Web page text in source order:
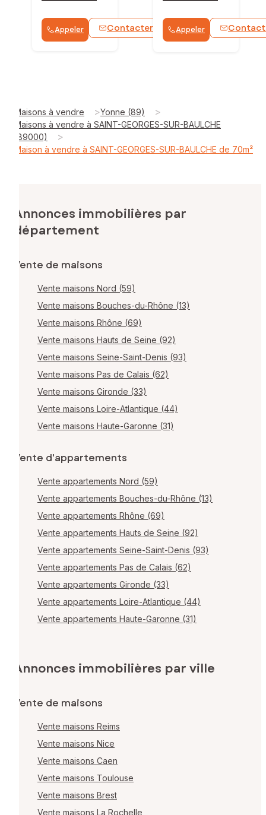
Appeler Contacter Appeler
Maisons à vendre >Yonne (89) >
Maisons à vendre à SAINT-GEORGES-SUR-BAULCHE
(89000)
>
Maison à vendre à SAINT-GEORGES-SUR-BAULCHE de 70m²
Annonces immobilières par
département
Vente de maisons
Vente maisons Nord (59)
Vente maisons Bouches-du-Rhône (13)
Vente maisons Rhône (69)
Vente maisons Hauts de Seine (92)
Vente maisons Seine-Saint-Denis (93)
Vente maisons Pas de Calais (62)
Vente maisons Gironde (33)
Vente maisons Loire-Atlantique (44)
Vente maisons Haute-Garonne (31)
Vente d'appartements
Vente appartements Nord (59)
Vente appartements Bouches-du-Rhône (13)
Vente appartements Rhône (69)
Vente appartements Hauts de Seine (92)
Vente appartements Seine-Saint-Denis (93)
Vente appartements Pas de Calais (62)
Vente appartements Gironde (33)
Vente appartements Loire-Atlantique (44)
Vente appartements Haute-Garonne (31)
Annonces immobilières par ville
Vente de maisons
Vente maisons Reims
Vente maisons Nice
Vente maisons Caen
Vente maisons Toulouse
Vente maisons Brest
Vente maisons La Rochelle